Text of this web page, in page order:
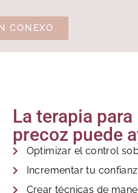
CONEXO
La terapia
precoz puede
Optimizar el control
Incrementar tu
Crear técnicas de